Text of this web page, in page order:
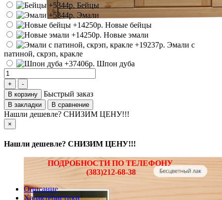
Бейцы
Эмали
Новые бейцы
Новые эмали
Эмали с
патиной, скрэп, кракле
Шпон дуба
В корзину Быстрый заказ
В закладки В сравнение
Нашли дешевле? СНИЗИМ ЦЕНУ!!!
×
Нашли дешевле? СНИЗИМ ЦЕНУ!!!
ПОДРОБНОСТИ ПО ТЕЛЕФОНУ
(383)212-68-38
Описание
Характеристики